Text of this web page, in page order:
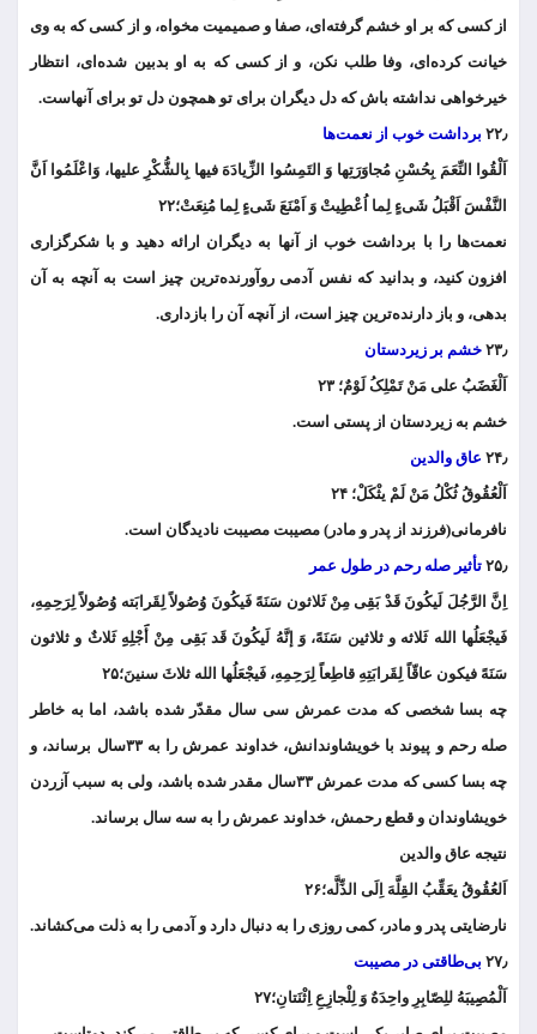
از کسی که بر او خشم گرفته‌ای، صفا و صمیمیت مخواه، و از کسی که به وی
خیانت کرده‌ای، وفا طلب نکن، و از کسی که به او بدبین شده‌ای، انتظار
خیرخواهی نداشته باش که دل دیگران برای تو همچون دل تو برای آنهاست.
۲۲٫ برداشت خوب از نعمت‌ها
اَلْقُوا النِّعَمَ بِحُسْنِ مُجاوَرَتِها وَ التَمِسُوا الزِّیادَهَ فیها بِالشُّکْرِ علیها، وَاعْلَمُوا اَنَّ
النَّفْسَ اَقْبَلُ شَیءٍ لِما اُعْطِِیتْ وَ اَمْنَعَ شَیءٍ لِما مُنِعَتْ؛۲۲
نعمت‌ها را با برداشت خوب از آنها به دیگران ارائه دهید و با شکرگزاری
افزون کنید، و بدانید که نفس آدمی روآورنده‌ترین چیز است به آنچه به آن
بدهی، و باز دارنده‌ترین چیز است، از آنچه آن را بازداری.
۲۳٫ خشم بر زیردستان
اَلْغَضََبُ علی مَنْ تَمْلِکُ لَوْمٌ؛ ۲۳
خشم به زیردستان از پستی است.
۲۴٫ عاق والدین
اَلْعُقُوقُ ثُکْلُ مَنْ لَمْ یثْکَلْ؛ ۲۴
نافرمانی(فرزند از پدر و مادر) مصیبت مصیبت نادیدگان است.
۲۵٫ تأثیر صله رحم در طول عمر
اِنَّ الرَّجُلَ لَیکُونَ قَدْ بَقِی مِنْ ثَلاثون سَنَهً فَیکُونَ وُصُولاً لِقَرابَته وُصُولاً لِرَحِمِهِ،
فَیجْعَلُها الله ثَلاثه و ثلاثین سَنَهً، وَ إنَّهُ لَیکُونَ قَد بَقِی مِنْ أََجْلِهِِ ثَلاثٌ و ثلاثون
سَنَهً فیکون عاقّاً لِقَرابَتِهِ قاطِعاً لِرَحِمِهِ، فَیجْعَلُها الله ثلاثَ سنینَ؛۲۵
چه بسا شخصی که مدت عمرش سی سال مقدّر شده باشد، اما به خاطر
صله رحم و پیوند با خویشاوندانش، خداوند عمرش را به ۳۳سال برساند، و
چه بسا کسی که مدت عمرش ۳۳سال مقدر شده باشد، ولی به سبب آزردن
خویشاوندان و قطع رحمش، خداوند عمرش را به سه سال برساند.
نتیجه عاق والدین
اَلعُقُوقُ یعَقِّبُ القِلَّهَ اِلَی الذِّلَّه؛۲۶
نارضایتی پدر و مادر، کمی روزی را به دنبال دارد و آدمی را به ذلت می‌کشاند.
۲۷٫ بی‌طاقتی در مصیبت
اَلْمُصِِیبَهُ للِصّابِرِ واحِدَهٌ وَ لِلْجازِعِ اِثْنَتانِ؛۲۷